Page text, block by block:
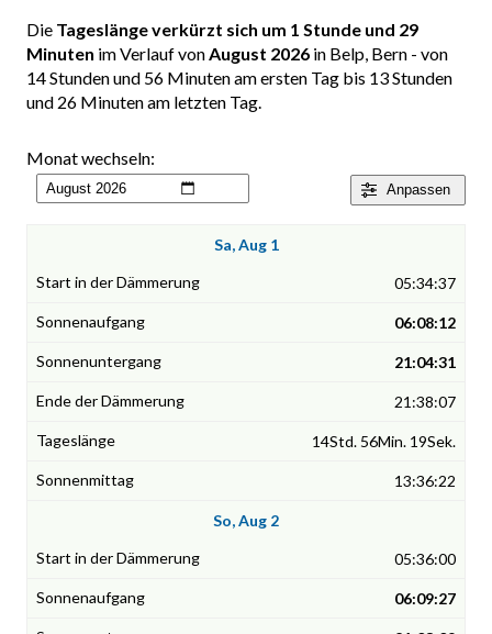
Die Tageslänge verkürzt sich um 1 Stunde und 29
Minuten im Verlauf vonAugust 2026 in Belp, Bern - von
14 Stunden und 56 Minuten am ersten Tag bis 13 Stunden
und 26 Minuten am letzten Tag.
Anpassen
Monat wechseln:
Sa, Aug 1
05:34:37
06:08:12
21:04:31
21:38:07
14Std. 56Min. 19Sek.
13:36:22
So, Aug 2
05:36:00
06:09:27